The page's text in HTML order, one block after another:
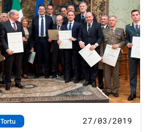
Tortu
27/03/2019